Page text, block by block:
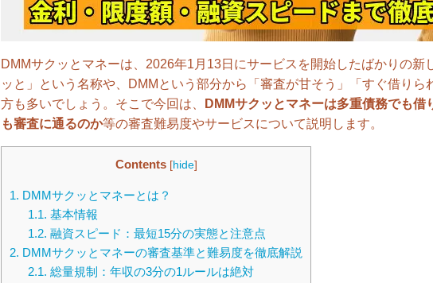
DMMサクッとマネーは、2026年1月13日にサービスを開始したばかりの新
ッと」という名称や、DMMという部分から「審査が甘そう」「すぐ借りら
方も多いでしょう。そこで今回は、
DMMサクッとマネーは多重債務でも借
も審査に通るのか等の審査難易度やサービスについて説明します。
Contents [hide]
1. DMMサクッとマネーとは？
1.1. 基本情報
1.2. 融資スピード：最短15分の実態と注意点
2. DMMサクッとマネーの審査基準と難易度を徹底解説
2.1. 総量規制：年収の3分の1ルールは絶対